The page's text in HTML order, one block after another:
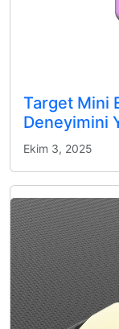
Target Mini
Deneyimini
Ekim 3, 2025